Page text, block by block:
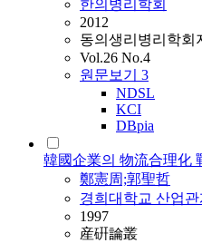
한의병리학회
2012
동의생리병리학회
Vol.26 No.4
원문보기 3
NDSL
KCI
DBpia
韓國企業의 物流合理化
鄭憲周;郭聖哲
경희대학교 산업
1997
産硏論叢